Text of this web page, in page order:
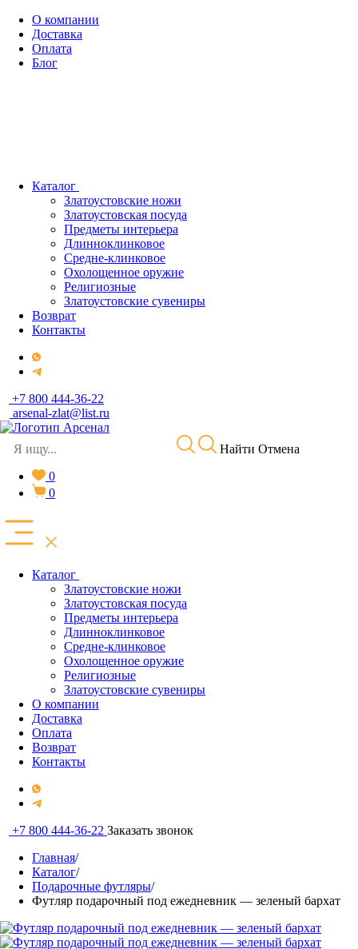
О компании
Доставка
Оплата
Блог
Каталог
Златоустовские ножи
Златоустовская посуда
Предметы интерьера
Длинноклинковое
Средне-клинковое
Охолощенное оружие
Религиозные
Златоустовские сувениры
Возврат
Контакты
+7 800 444-36-22
arsenal-zlat@list.ru
Найти Отмена
0
0
Каталог
Златоустовские ножи
Златоустовская посуда
Предметы интерьера
Длинноклинковое
Средне-клинковое
Охолощенное оружие
Религиозные
Златоустовские сувениры
О компании
Доставка
Оплата
Возврат
Контакты
+7 800 444-36-22 Заказать звонок
Главная/
Каталог/
Подарочные футляры/
Футляр подарочный под ежедневник — зеленый бархат